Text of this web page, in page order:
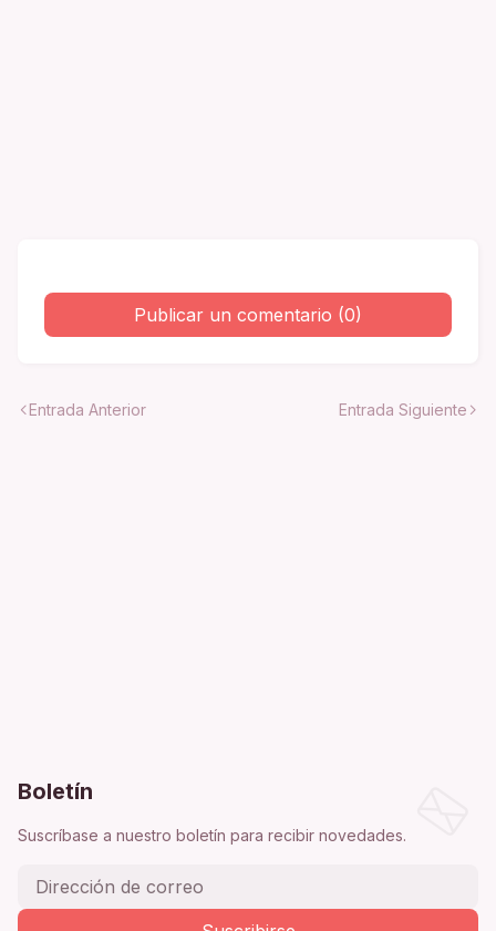
Publicar un comentario (0)
Entrada Anterior Entrada Siguiente
Boletín
Suscríbase a nuestro boletín para recibir novedades.